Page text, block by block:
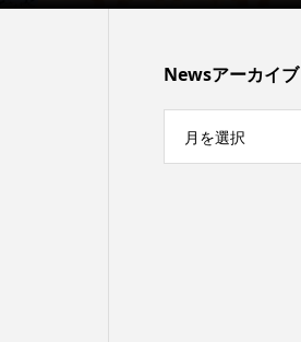
Newsアーカイブ
月を選択